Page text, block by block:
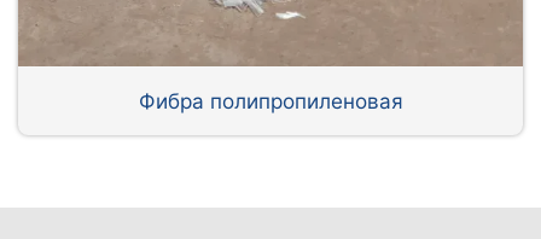
Фибра полипропиленовая